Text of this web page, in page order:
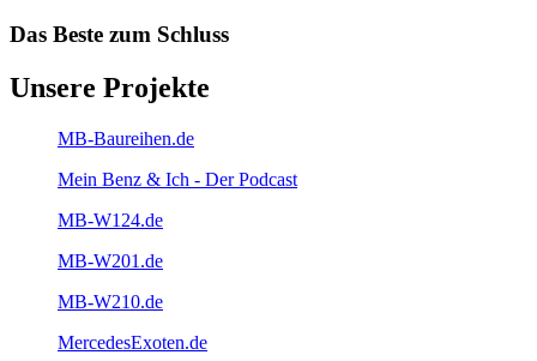
Das Beste zum Schluss
Unsere Projekte
MB-Baureihen.de
Mein Benz & Ich - Der Podcast
MB-W124.de
MB-W201.de
MB-W210.de
MercedesExoten.de